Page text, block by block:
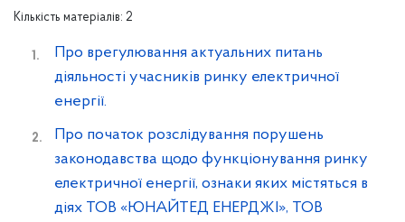
Кількість матеріалів: 2
Про врегулювання актуальних питань
діяльності учасників ринку електричної
енергії.
Про початок розслідування порушень
законодавства щодо функціонування ринку
електричної енергії, ознаки яких містяться в
діях ТОВ «ЮНАЙТЕД ЕНЕРДЖІ», ТОВ